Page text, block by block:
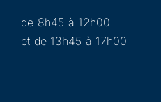
de 8h45 à 12h00
et de 13h45 à 17h00